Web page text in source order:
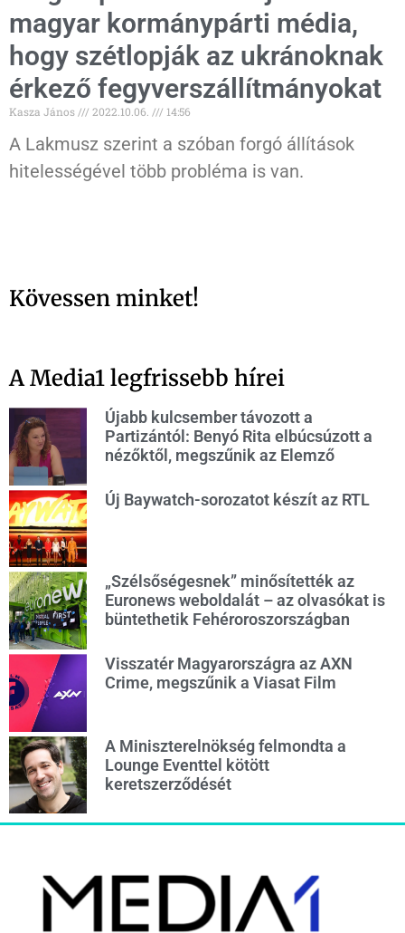
magyar kormánypárti média,
hogy szétlopják az ukránoknak
érkező fegyverszállítmányokat
Kasza János 2022.10.06. 14:56
A Lakmusz szerint a szóban forgó állítások
hitelességével több probléma is van.
Kövessen minket!
A Media1 legfrissebb hírei
Újabb kulcsember távozott a
Partizántól: Benyó Rita elbúcsúzott a
nézőktől, megszűnik az Elemző
Új Baywatch-sorozatot készít az RTL
„Szélsőségesnek” minősítették az
Euronews weboldalát – az olvasókat is
büntethetik Fehéroroszországban
Visszatér Magyarországra az AXN
Crime, megszűnik a Viasat Film
A Miniszterelnökség felmondta a
Lounge Eventtel kötött
keretszerződését